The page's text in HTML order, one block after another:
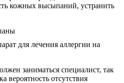
кожных высыпаний, устранить
для лечения аллергии на
заниматься специалист, так
вероятность отсутствия